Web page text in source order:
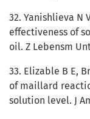
32. Yanishlieva N
effectiveness of
oil. Z Lebensm
33. Elizable B E,
of maillard
solution level. J